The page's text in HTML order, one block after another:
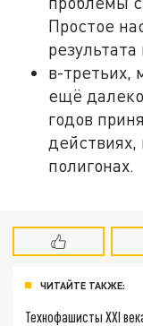
Простое
в-третьих,
ещё
годов
полигонах.
ЧИТАЙТЕ ТАКЖЕ:
Технофашисты XXI